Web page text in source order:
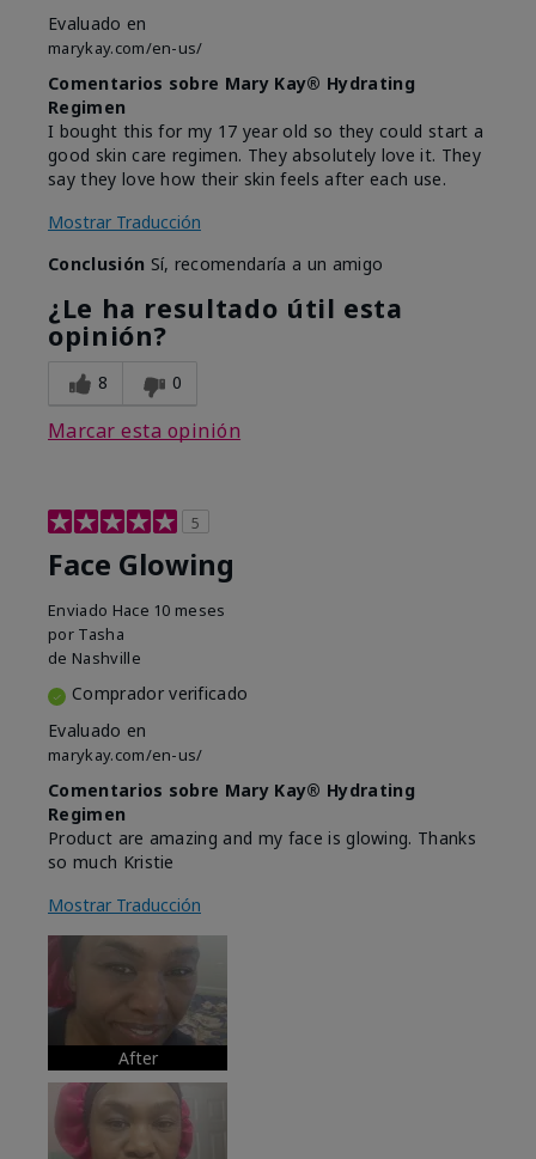
Evaluado en
marykay.com/en-us/
Comentarios sobre Mary Kay® Hydrating
Regimen
I bought this for my 17 year old so they could start a
good skin care regimen. They absolutely love it. They
say they love how their skin feels after each use.
Mostrar Traducción
Conclusión Sí, recomendaría a un amigo
¿Le ha resultado útil esta
opinión?
8 0
Marcar esta opinión
5
Face Glowing
Enviado Hace 10 meses
por Tasha
de Nashville
Comprador verificado
Evaluado en
marykay.com/en-us/
Comentarios sobre Mary Kay® Hydrating
Regimen
Product are amazing and my face is glowing. Thanks
so much Kristie
Mostrar Traducción
After